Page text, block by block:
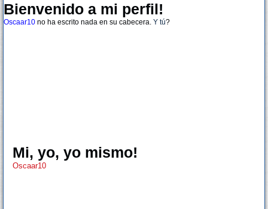
Bienvenido a mi perfil!
Oscaar10 no ha escrito nada en su cabecera. Y tú?
Mi, yo, yo mismo!
Oscaar10